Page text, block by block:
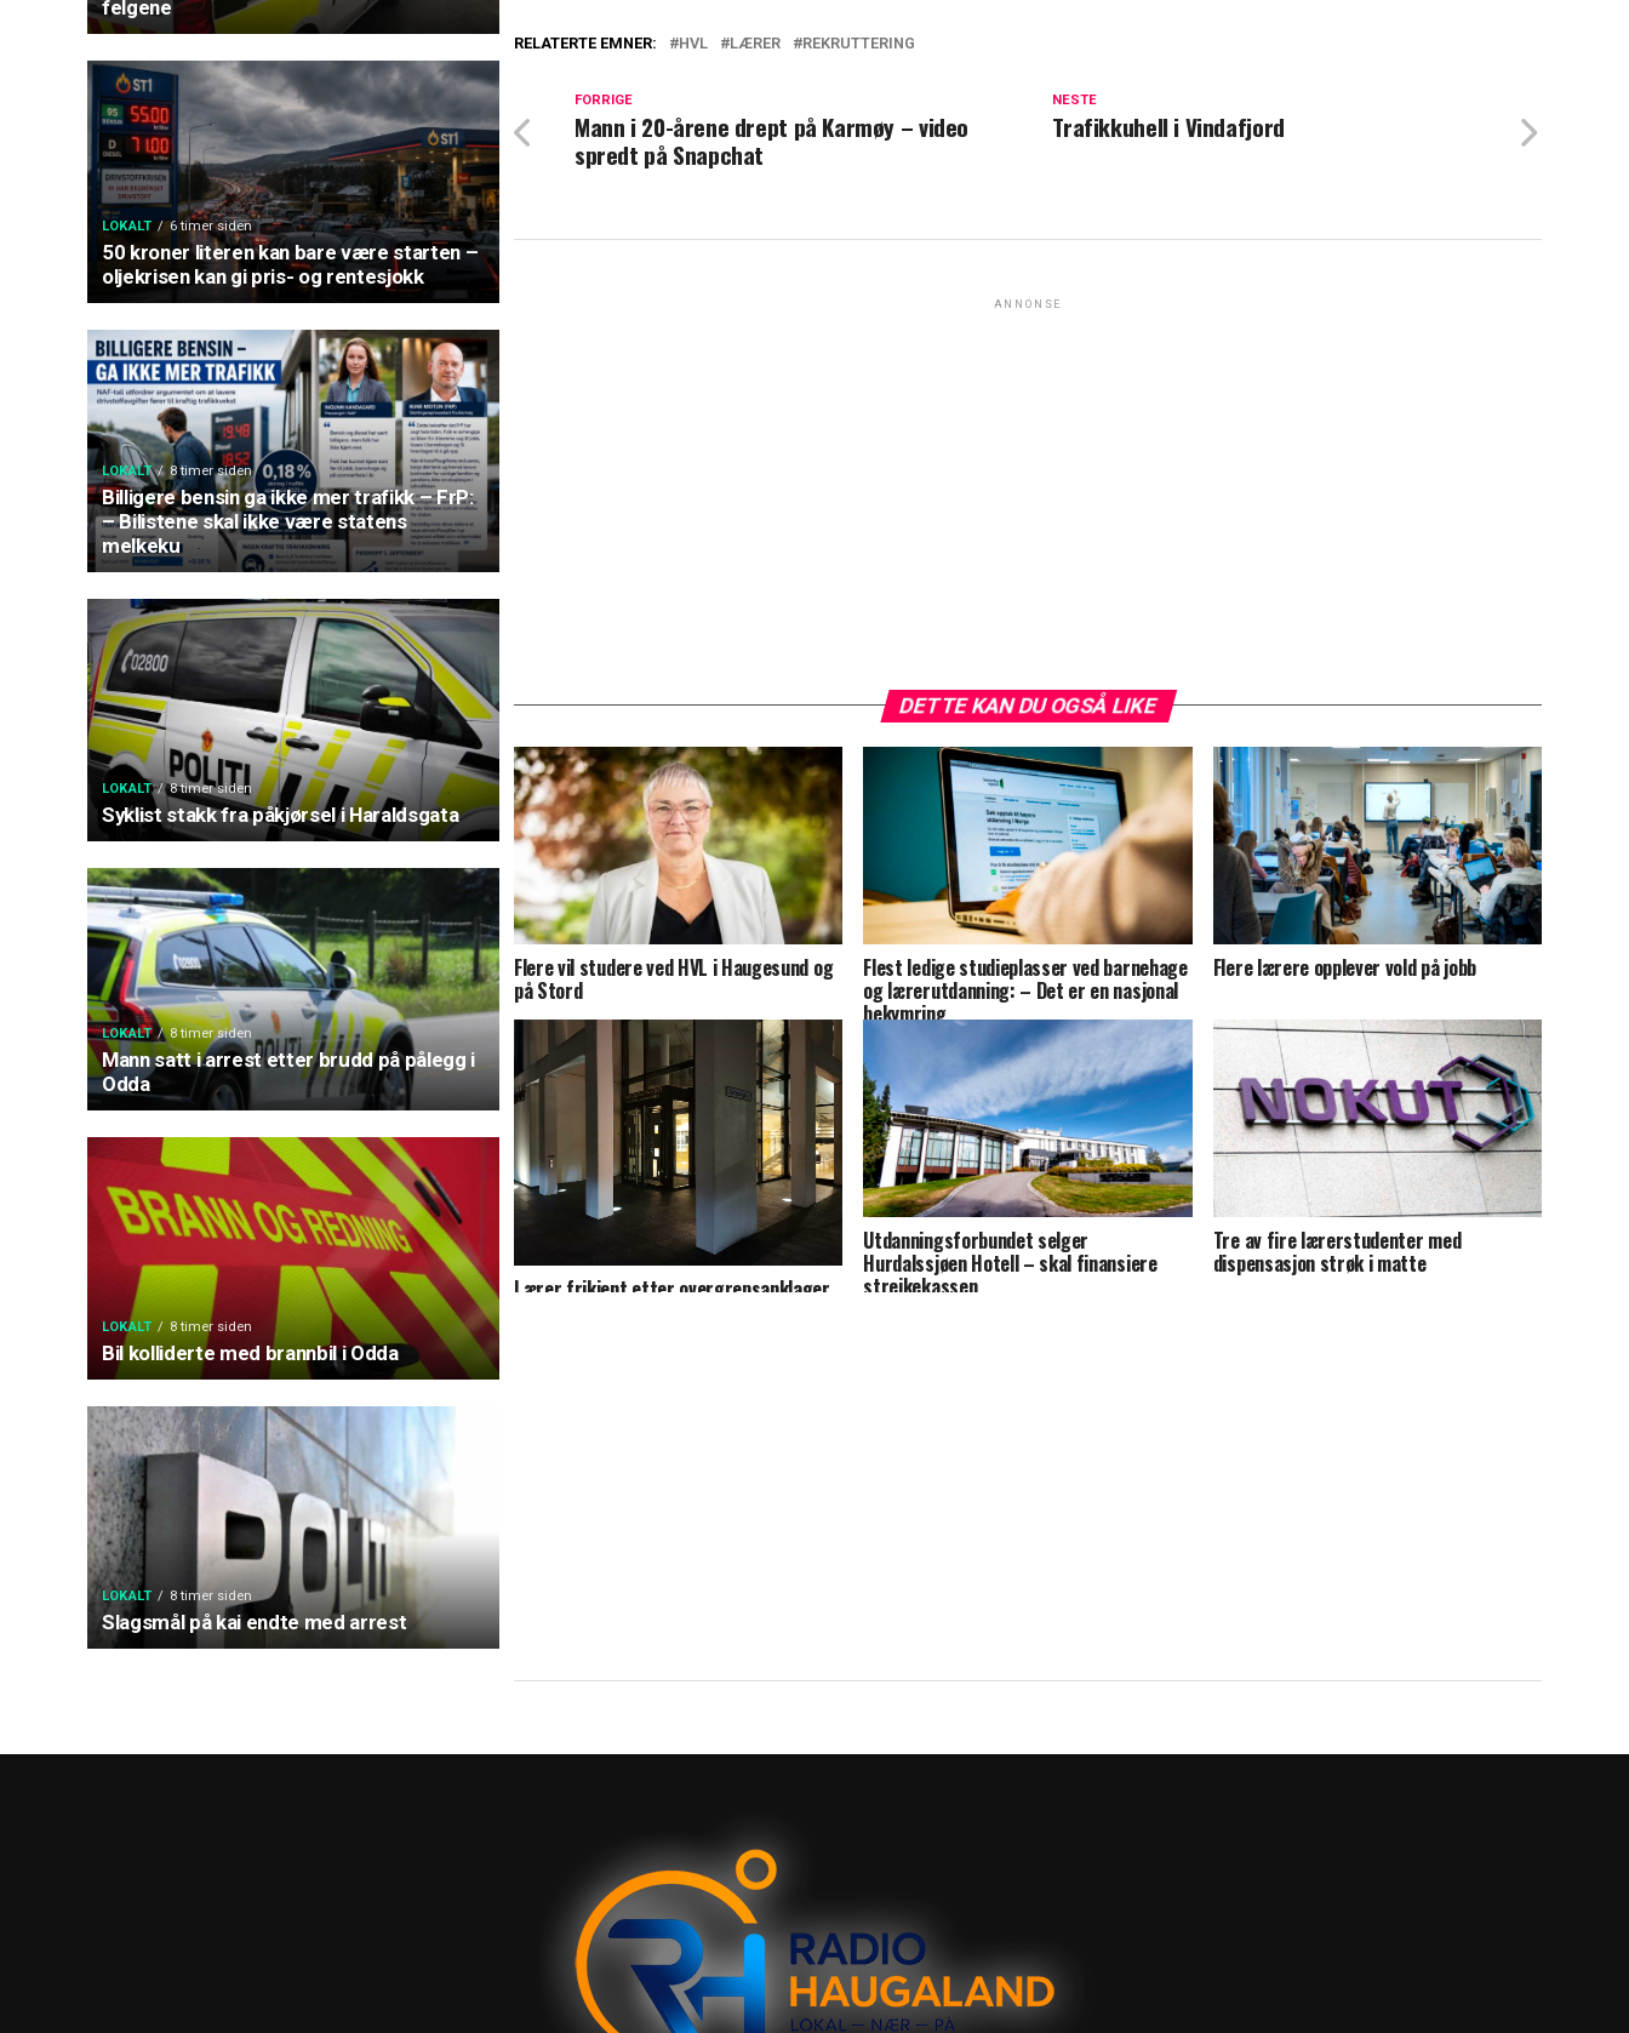
felgene
LOKALT 6 timer siden
50 kroner literen kan bare være starten –
oljekrisen kan gi pris- og rentesjokk
LOKALT 8 timer siden
Billigere bensin ga ikke mer trafikk – FrP:
– Bilistene skal ikke være statens
melkeku
LOKALT 8 timer siden
Syklist stakk fra påkjørsel i Haraldsgata
LOKALT 8 timer siden
Mann satt i arrest etter brudd på pålegg i
Odda
LOKALT 8 timer siden
Bil kolliderte med brannbil i Odda
LOKALT 8 timer siden
Slagsmål på kai endte med arrest
RELATERTE EMNER: HVL LÆRER REKRUTTERING
NESTE
Trafikkuhell i Vindafjord
FORRIGE
Mann i 20-årene drept på Karmøy – video
spredt på Snapchat
ANNONSE
DETTE KAN DU OGSÅ LIKE
Flere vil studere ved HVL i Haugesund og
på Stord
Flest ledige studieplasser ved barnehage
og lærerutdanning: – Det er en nasjonal
bekymring
Flere lærere opplever vold på jobb
Lærer frikjent etter overgrepsanklager
Utdanningsforbundet selger
Hurdalssjøen Hotell – skal finansiere
streikekassen
Tre av fire lærerstudenter med
dispensasjon strøk i matte